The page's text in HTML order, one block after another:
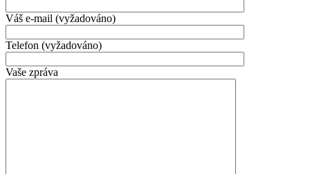
Váš e-mail (vyžadováno)
Telefon (vyžadováno)
Vaše zpráva